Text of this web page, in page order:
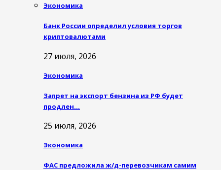
Экономика
Банк России определил условия торгов
криптовалютами
27 июля, 2026
Экономика
Запрет на экспорт бензина из РФ будет
продлен…
25 июля, 2026
Экономика
ФАС предложила ж/д-перевозчикам самим